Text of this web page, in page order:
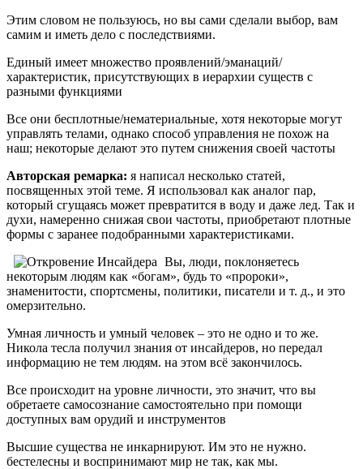
Этим словом не пользуюсь, но вы сами сделали выбор, вам
самим и иметь дело с последствиями.
Единый имеет множество проявлений/эманаций/
характеристик, присутствующих в иерархии существ с
разными функциями
Все они бесплотные/нематериальные, хотя некоторые могут
управлять телами, однако способ управления не похож на
наш; некоторые делают это путем снижения своей частоты
Авторская ремарка: я написал несколько статей,
посвященных этой теме. Я использовал как аналог пар,
который сгущаясь может превратится в воду и даже лед. Так и
духи, намеренно снижая свои частоты, приобретают плотные
формы с заранее подобранными характеристиками.
Вы, люди, поклоняетесь
некоторым людям как «богам», будь то «пророки»,
знаменитости, спортсмены, политики, писатели и т. д., и это
омерзительно.
Умная личность и умный человек – это не одно и то же.
Никола тесла получил знания от инсайдеров, но передал
информацию не тем людям. на этом всё закончилось.
Все происходит на уровне личности, это значит, что вы
обретаете самосознание самостоятельно при помощи
доступных вам орудий и инструментов
Высшие существа не инкарнируют. Им это не нужно.
бестелесны и воспринимают мир не так, как мы.